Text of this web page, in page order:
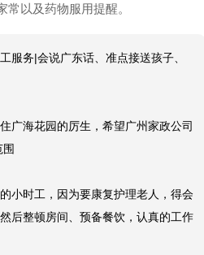
以及药物服用提醒。
服务|会说广东话、准点接送孩子、
广海花园的厉生，希望广州家政公司
小时工，因为要康复护理老人，得会
后整顿房间、预备餐饮，认真的工作